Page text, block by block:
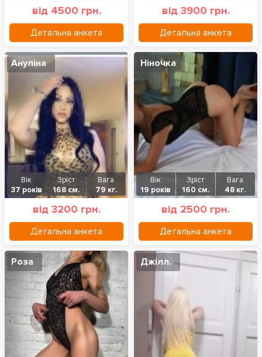
від 4500 грн.
Детальна анкета
від 3900 грн.
Детальна анкета
Ануліна
Вік
37 років
Зріст
168 см.
Вага
79 кг.
від 3200 грн.
Детальна анкета
Ніночка
Вік
19 років
Зріст
160 см.
Вага
48 кг.
від 2500 грн.
Детальна анкета
Роза Джілл.